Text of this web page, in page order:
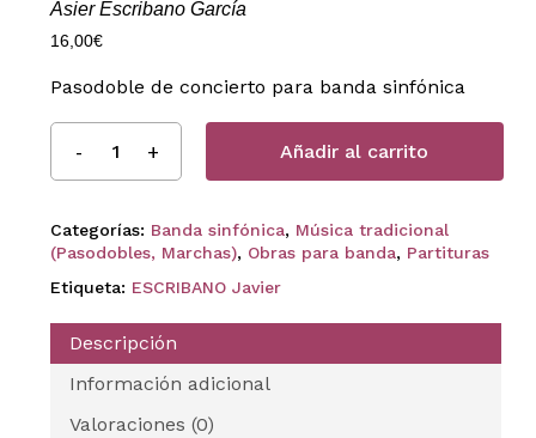
Asier Escribano García
16,00€
Pasodoble de concierto para banda sinfónica
Añadir al carrito
Categorías: Banda sinfónica, Música tradicional
(Pasodobles, Marchas), Obras para banda, Partituras
Etiqueta: ESCRIBANO Javier
Descripción
Información adicional
Valoraciones (0)